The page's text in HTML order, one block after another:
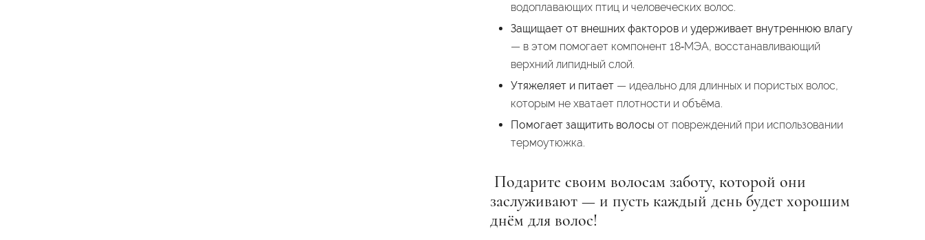
водоплавающих птиц и человеческих волос.
Защищает от внешних факторов и удерживает внутреннюю влагу
— в этом помогает компонент 18‑МЭА, восстанавливающий
верхний липидный слой.
Утяжеляет и питает — идеально для длинных и пористых волос,
которым не хватает плотности и объёма.
Помогает защитить волосы от повреждений при использовании
термоутюжка.
Подарите своим волосам заботу, которой они
заслуживают — и пусть каждый день будет хорошим
днём для волос!